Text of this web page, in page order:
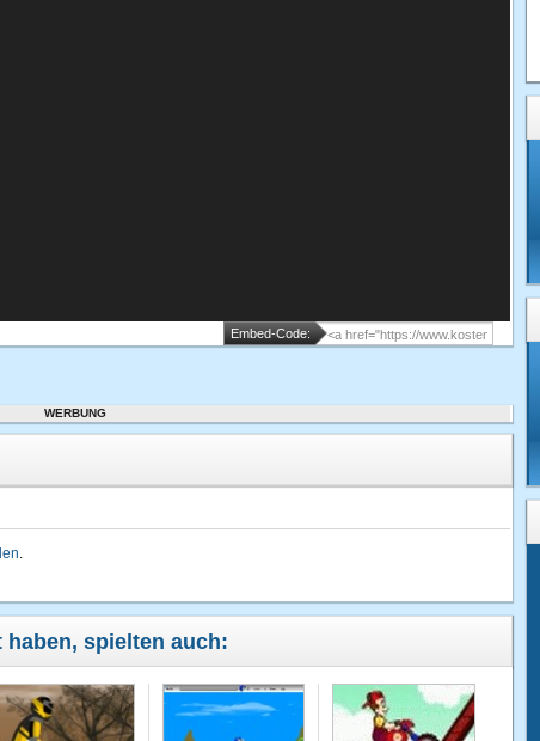
Embed-Code:
WERBUNG
.
spielten auch: